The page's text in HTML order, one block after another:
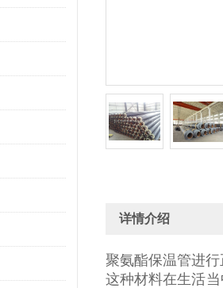
详情介绍
聚氨酯保温管进
这种材料在生活